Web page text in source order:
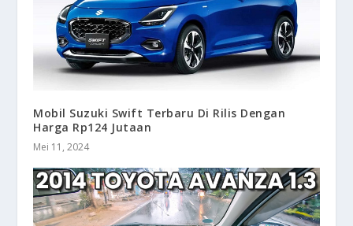
Mobil Suzuki Swift Terbaru Di Rilis Dengan
Harga Rp124 Jutaan
Mei 11, 2024